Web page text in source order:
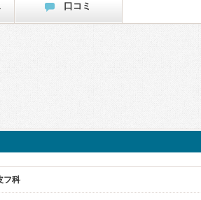
口コミ
フ科